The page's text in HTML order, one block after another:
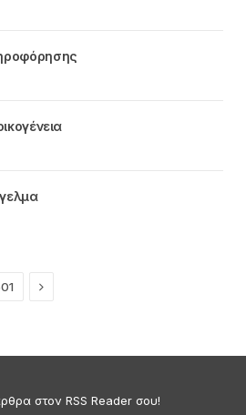
Next
στον RSS Reader σου!